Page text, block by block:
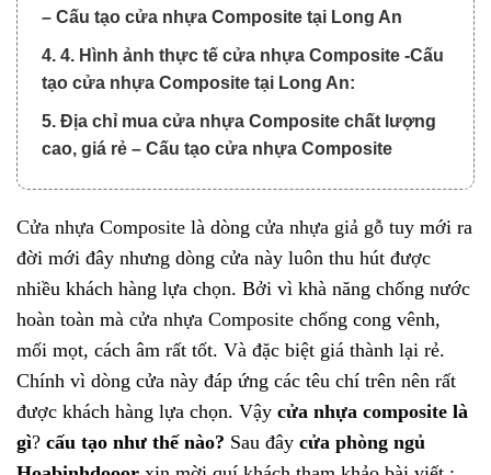
– Cấu tạo cửa nhựa Composite tại Long An
4. 4. Hình ảnh thực tế cửa nhựa Composite -Cấu
tạo cửa nhựa Composite tại Long An:
5. Địa chỉ mua cửa nhựa Composite chất lượng
cao, giá rẻ – Cấu tạo cửa nhựa Composite
Cửa nhựa Composite là dòng cửa nhựa giả gỗ tuy mới ra
đời mới đây nhưng dòng cửa này luôn thu hút được
nhiều khách hàng lựa chọn. Bởi vì khà năng chống nước
hoàn toàn mà cửa nhựa Composite chống cong vênh,
mối mọt, cách âm rất tốt. Và đặc biệt giá thành lại rẻ.
Chính vì dòng cửa này đáp ứng các têu chí trên nên rất
được khách hàng lựa chọn. Vậy cửa nhựa composite là
gì? cấu tạo như thế nào? Sau đây cửa phòng ngủ